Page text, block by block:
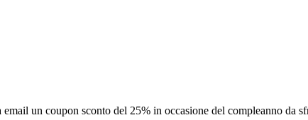
un coupon sconto del 25% in occasione del compleanno da